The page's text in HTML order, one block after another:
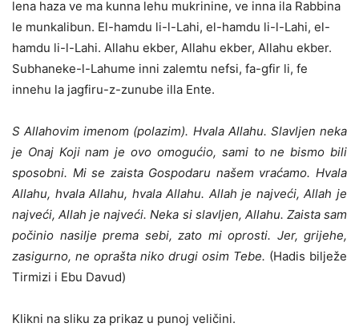
lena haza ve ma kunna lehu mukrinine, ve inna ila Rabbina
le munkalibun. El-hamdu li-l-Lahi, el-hamdu li-l-Lahi, el-
hamdu li-l-Lahi. Allahu ekber, Allahu ekber, Allahu ekber.
Subhaneke-l-Lahume inni zalemtu nefsi, fa-gfir li, fe
innehu la jagfiru-z-zunube illa Ente.
S Allahovim imenom (polazim). Hvala Allahu. Slavljen neka
je Onaj Koji nam je ovo omogućio, sami to ne bismo bili
sposobni. Mi se zaista Gospodaru našem vraćamo. Hvala
Allahu, hvala Allahu, hvala Allahu. Allah je najveći, Allah je
najveći, Allah je najveći. Neka si slavljen, Allahu. Zaista sam
počinio nasilje prema sebi, zato mi oprosti. Jer, grijehe,
zasigurno, ne oprašta niko drugi osim Tebe. (Hadis bilježe
Tirmizi i Ebu Davud)
Klikni na sliku za prikaz u punoj veličini.